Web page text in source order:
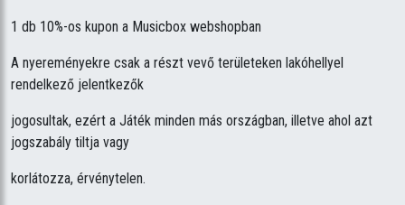
1 db 10%-os kupon a Musicbox webshopban
A nyereményekre csak a részt vevő területeken lakóhellyel
rendelkező jelentkezők
jogosultak, ezért a Játék minden más országban, illetve ahol azt
jogszabály tiltja vagy
korlátozza, érvénytelen.